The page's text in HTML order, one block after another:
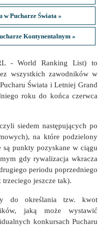
Pucharze Świata »
Kontynentalnym »
- World Ranking List) to
wszystkich zawodników w
Świata i Letniej Grand
roku do końca czerwca
siedem następujących po
na które podzielony
punkty pozyskane w ciągu
gdy rywalizacja wkracza
periodu poprzedniego
jeszcze tak).
do określania tzw. kwot
jaką może wystawić
konkursach Pucharu